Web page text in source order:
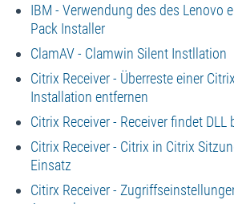
IBM - Verwendung des des Lenovo
Pack Installer
ClamAV - Clamwin Silent Instllation
Citrix Receiver - Überreste einer
Installation entfernen
Citrix Receiver - Receiver findet
Citrix Receiver - Citrix in Citrix
Einsatz
Citirx Receiver -